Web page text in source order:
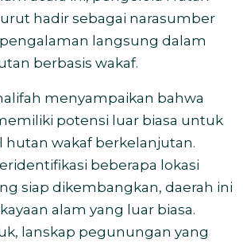
hadir sebagai narasumber
langsung dalam
berbasis wakaf.
menyampaikan bahwa
potensi luar biasa untuk
wakaf berkelanjutan.
beberapa lokasi
siap dikembangkan, daerah ini
alam yang luar biasa.
lanskap pegunungan yang